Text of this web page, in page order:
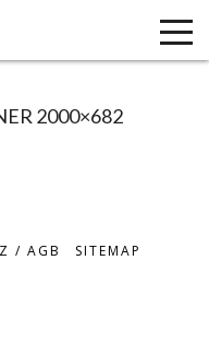
2000×682
/ AGB SITEMAP